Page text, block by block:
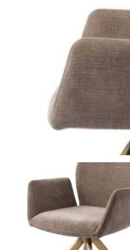
Diivanid
Voodid